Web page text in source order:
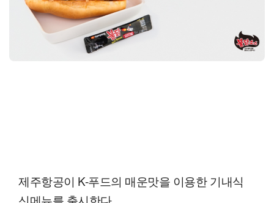
제주항공이 K-푸드의 매운맛을 이용한 기내식